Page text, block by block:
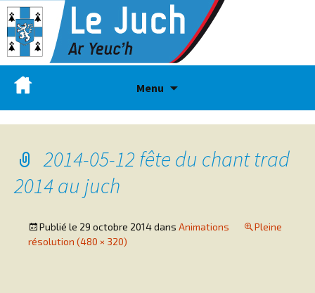
Menu
2014-05-12 fête du chant trad
2014 au juch
Publié le 29 octobre 2014dans Animations
Pleine
résolution (480 × 320)